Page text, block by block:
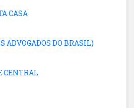
CASA
ADVOGADOS DO BRASIL)
CENTRAL